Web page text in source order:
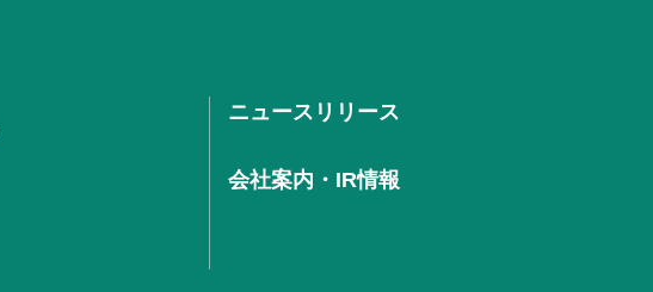
ニュースリリース
会社案内・IR情報